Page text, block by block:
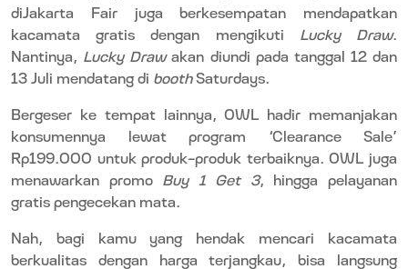
diJakarta Fair juga berkesempatan mendapatkan
kacamata gratis dengan mengikuti
Lucky Draw.
Nantinya, Lucky Drawakan diundi pada tanggal 12 dan
13 Juli mendatang di boothSaturdays.
Bergeser ke tempat lainnya, OWL hadir memanjakan
konsumennya lewat program ‘Clearance Sale’
Rp199.000 untuk produk-produk terbaiknya. OWL juga
menawarkan promo Buy 1 Get 3, hingga pelayanan
gratis pengecekan mata.
Nah, bagi kamu yang hendak mencari kacamata
berkualitas dengan harga terjangkau, bisa langsung